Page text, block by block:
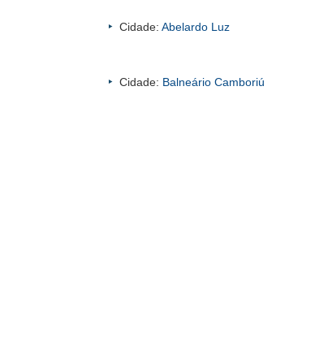
Cidade: Abelardo Luz
Cidade: Balneário Camboriú